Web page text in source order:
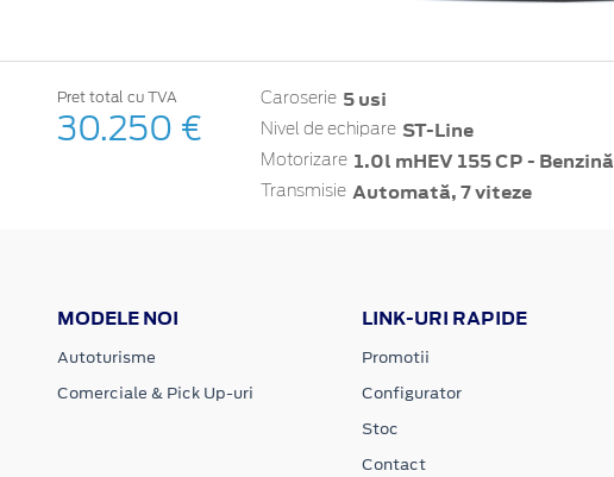
Pret total cu TVA
30.250 €
Caroserie 5 usi
Nivel de echipare ST-Line
Motorizare 1.0l mHEV 155 CP - Benzină
Transmisie Automată, 7 viteze
MODELE NOI
Autoturisme
Comerciale & Pick Up-uri
LINK-URI RAPIDE
Promotii
Configurator
Stoc
Contact